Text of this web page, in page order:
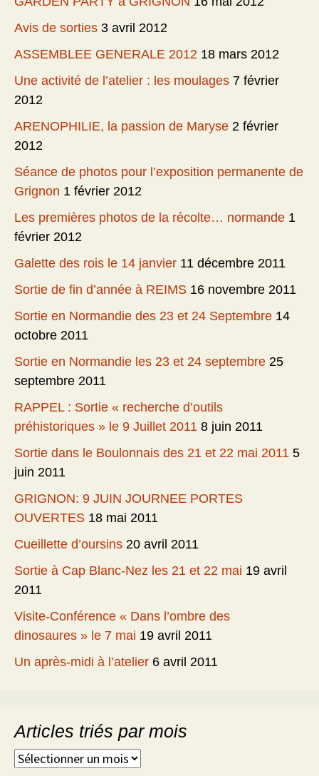
Avis de sorties 3 avril 2012
ASSEMBLEE GENERALE 2012 18 mars 2012
Une activité de l’atelier : les moulages 7 février
2012
ARENOPHILIE, la passion de Maryse 2 février
2012
Séance de photos pour l’exposition permanente de
Grignon 1 février 2012
Les premières photos de la récolte… normande 1
février 2012
Galette des rois le 14 janvier 11 décembre 2011
Sortie de fin d’année à REIMS 16 novembre 2011
Sortie en Normandie des 23 et 24 Septembre 14
octobre 2011
Sortie en Normandie les 23 et 24 septembre 25
septembre 2011
RAPPEL : Sortie « recherche d’outils
préhistoriques » le 9 Juillet 2011 8 juin 2011
Sortie dans le Boulonnais des 21 et 22 mai 2011 5
juin 2011
GRIGNON: 9 JUIN JOURNEE PORTES
OUVERTES 18 mai 2011
Cueillette d’oursins 20 avril 2011
Sortie à Cap Blanc-Nez les 21 et 22 mai 19 avril
2011
Visite-Conférence « Dans l’ombre des
dinosaures » le 7 mai 19 avril 2011
Un après-midi à l’atelier 6 avril 2011
Articles triés par mois
Articles